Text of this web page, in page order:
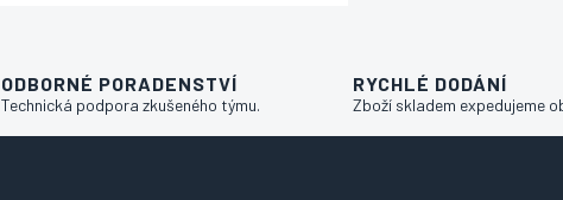
ODBORNÉ PORADENSTVÍ
Technická podpora zkušeného týmu.
RYCHLÉ DODÁNÍ
Zboží skladem expedujeme